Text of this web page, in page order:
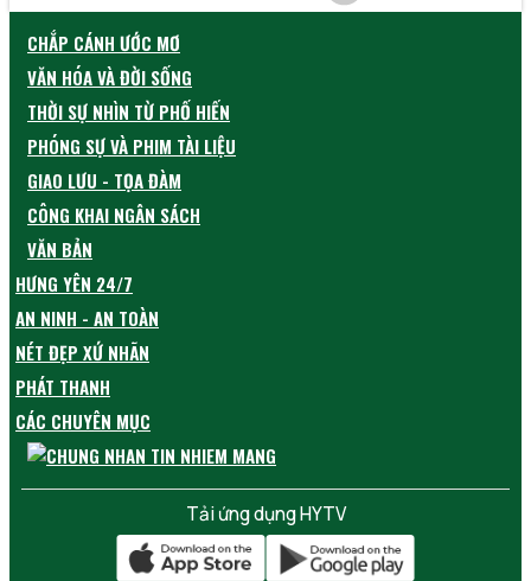
CHẮP CÁNH ƯỚC MƠ
VĂN HÓA VÀ ĐỜI SỐNG
THỜI SỰ NHÌN TỪ PHỐ HIẾN
PHÓNG SỰ VÀ PHIM TÀI LIỆU
GIAO LƯU - TỌA ĐÀM
CÔNG KHAI NGÂN SÁCH
VĂN BẢN
HƯNG YÊN 24/7
AN NINH - AN TOÀN
NÉT ĐẸP XỨ NHÃN
PHÁT THANH
CÁC CHUYÊN MỤC
Tải ứng dụng HYTV